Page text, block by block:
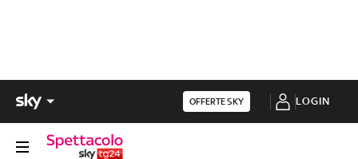
OFFERTE SKY LOGIN